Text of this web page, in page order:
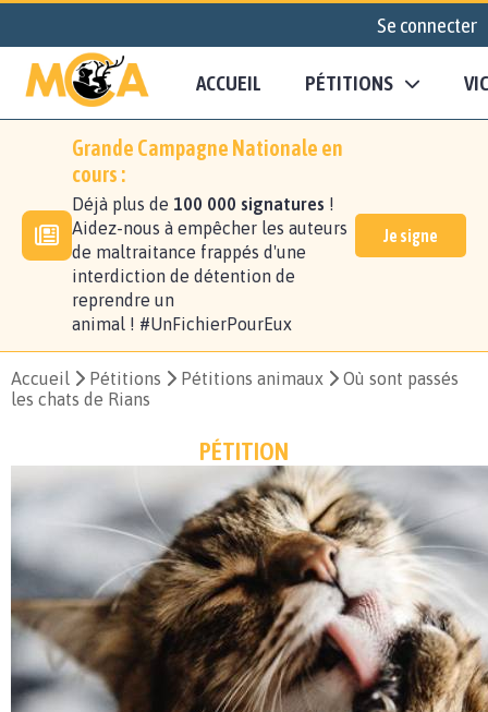
Se connecter
ACCUEIL PÉTITIONS
Grande Campagne Nationale en
cours :
Déjà plus de 100 000 signatures !
Aidez-nous à empêcher les auteurs
de maltraitance frappés d'une
interdiction de détention de
reprendre un
animal ! #UnFichierPourEux
Je signe
Accueil Pétitions Pétitions animaux
Où sont passés
les chats de Rians
PÉTITION